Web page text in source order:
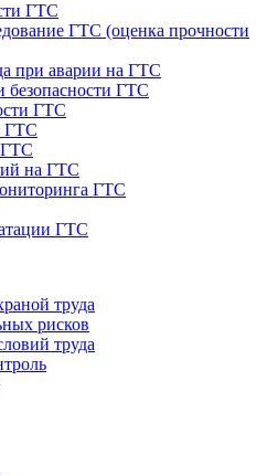
ГТС
ГТС (оценка прочности
при аварии на ГТС
безопасности ГТС
ГТС
ГТС
ГТС
на ГТС
ГТС
ГТС
труда
рисков
труда